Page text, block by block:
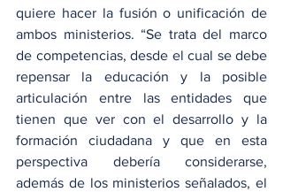
quiere hacer la fusión o unificación de
ambos ministerios. “Se trata del marco
de competencias, desde el cual se debe
repensar la educación y la posible
articulación entre las entidades que
tienen que ver con el desarrollo y la
formación ciudadana y que en esta
perspectiva debería considerarse,
además de los ministerios señalados, el